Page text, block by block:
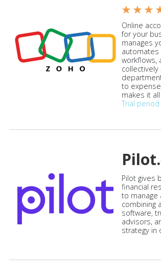
★ ★ ★
Online
for your
manages
automates
workflows,
collectively
to
makes it
Trial period
Pilot gives
financial
to
combining
software,
advisors,
strategy in